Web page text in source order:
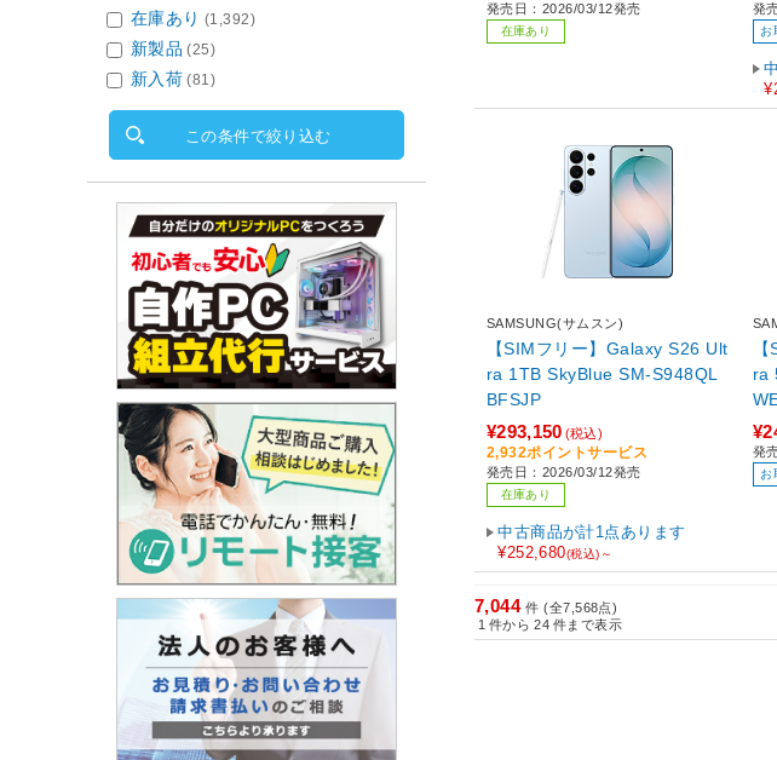
発売日：2026/03/12発売
在庫あり
発
お
SAMSUNG(サムスン)
【SIMフリー】Galaxy S26 Ult
ra 1TB SkyBlue SM-S948QL
BFSJP
¥293,150 (税込)
2,932ポイントサービス
発売日：2026/03/12発売
在庫あり
中古商品が計1点あります
¥252,680(税込)～
ra
発
お
7,044 件 (全7,568点)
1 件から 24 件まで表示
在庫あり (1,392)
新製品 (25)
新入荷 (81)
この条件で絞り込む